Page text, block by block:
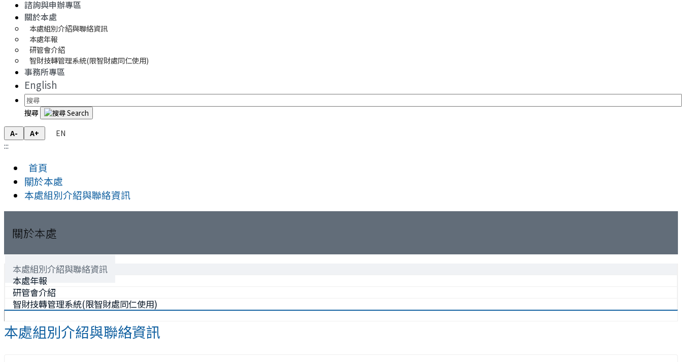
諮詢與申辦專區
關於本處
本處組別介紹與聯絡資訊
本處年報
研管會介紹
智財技轉管理系統(限智財處同仁使用)
事務所專區
English
搜尋
A- A+
EN
:::
首頁
關於本處
本處組別介紹與聯絡資訊
關於本處
本處組別介紹與聯絡資訊
本處年報
研管會介紹
智財技轉管理系統(限智財處同仁使用)
本處組別介紹與聯絡資訊